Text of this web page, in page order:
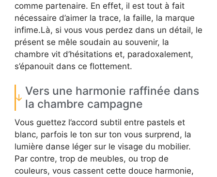
comme partenaire. En effet, il est tout à fait
nécessaire d’aimer la trace, la faille, la marque
infime.Là, si vous vous perdez dans un détail, le
présent se mêle soudain au souvenir, la
chambre vit d’hésitations et, paradoxalement,
s’épanouit dans ce flottement.
Vers une harmonie raffinée dans
la chambre campagne
Vous guettez l’accord subtil entre pastels et
blanc, parfois le ton sur ton vous surprend, la
lumière danse léger sur le visage du mobilier.
Par contre, trop de meubles, ou trop de
couleurs, vous cassent cette douce harmonie,